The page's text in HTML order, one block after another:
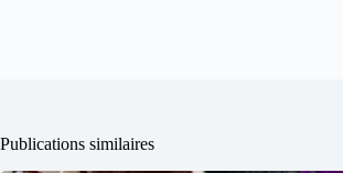
Publications similaires